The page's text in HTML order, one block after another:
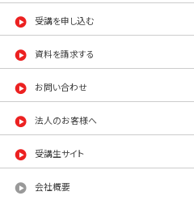
受講を申し込む
資料を請求する
お問い合わせ
法人のお客様へ
受講生サイト
会社概要